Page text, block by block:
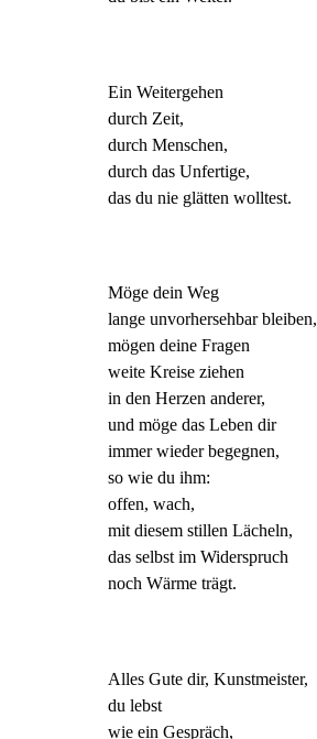
Ein Weitergehen
durch Zeit,
durch Menschen,
durch das Unfertige,
das du nie glätten wolltest.
Möge dein Weg
lange unvorhersehbar bleiben,
mögen deine Fragen
weite Kreise ziehen
in den Herzen anderer,
und möge das Leben dir
immer wieder begegnen,
so wie du ihm:
offen, wach,
mit diesem stillen Lächeln,
das selbst im Widerspruch
noch Wärme trägt.
Alles Gute dir, Kunstmeister,
du lebst
wie ein Gespräch,